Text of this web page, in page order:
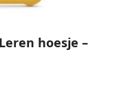
hoesje –